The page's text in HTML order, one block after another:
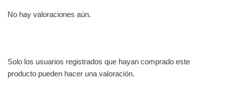
No hay valoraciones aún.
Solo los usuarios registrados que hayan comprado este
producto pueden hacer una valoración.